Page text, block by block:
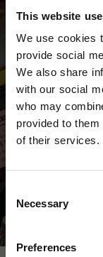
This website
We use cookies
provide social
We also share
with our social
who may
provided to
of their services.
Selection
Necessary
Preferences
Få 10% rabatt